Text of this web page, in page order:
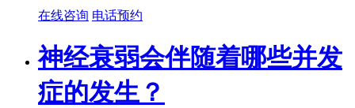
在线咨询 电话预约
神经衰弱会伴随着哪些并发
症的发生？